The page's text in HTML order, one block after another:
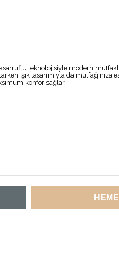
teknolojisiyle modern
şık tasarımıyla da mutfağınıza
konfor sağlar.